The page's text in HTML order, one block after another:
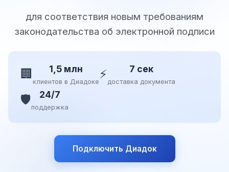
для соответствия новым требованиям
законодательства об электронной подписи
🏢 1,5 млн
клиентов в Диадоке⚡ 7 сек
доставка документа
🛡️ 24/7
поддержка
Подключить Диадок